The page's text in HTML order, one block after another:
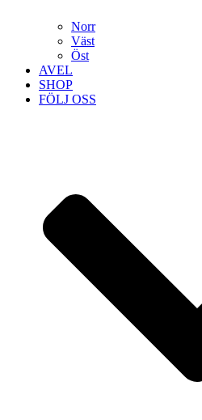
Norr
Väst
Öst
AVEL
SHOP
FÖLJ OSS